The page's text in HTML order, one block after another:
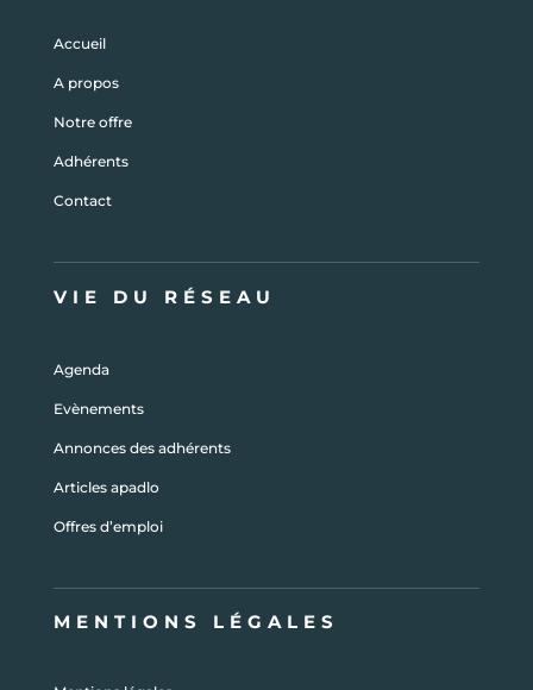
Accueil
A propos
Notre offre
Adhérents
Contact
VIE DU RÉSEAU
Agenda
Evènements
Annonces des adhérents
Articles apadlo
Offres d’emploi
MENTIONS LÉGALES